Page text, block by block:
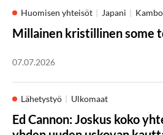
Huomisen yhteisöt Japani
Millainen kristillinen some
07.07.2026
Lähetystyö Ulkomaat
Ed Cannon: Joskus koko